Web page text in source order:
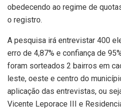
obedecendo ao regime de
o registro.
A pesquisa irá entrevistar 400
erro de 4,87% e confiança de
foram sorteados 2 bairros em
leste, oeste e centro do
aplicação das entrevistas, ou
Vicente Leporace III e